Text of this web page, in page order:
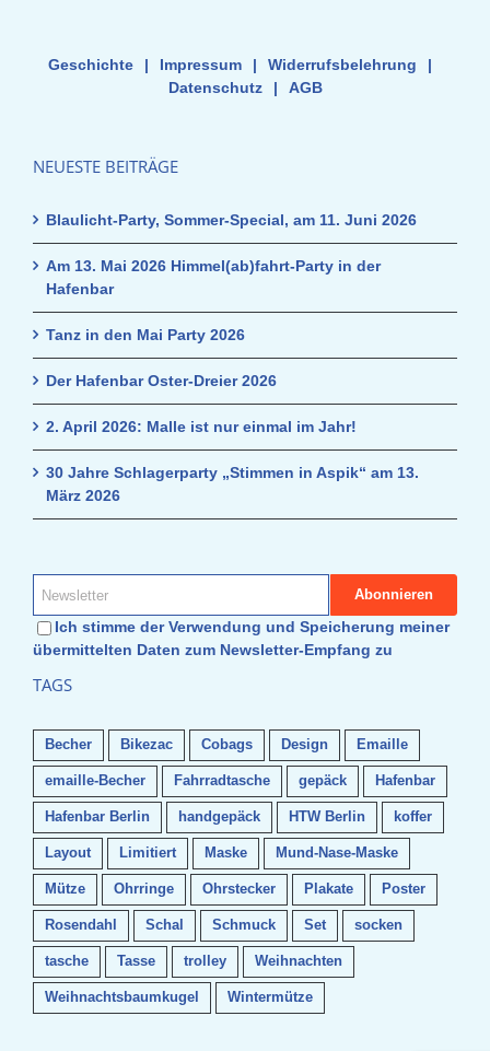
Geschichte | Impressum | Widerrufsbelehrung
|
Datenschutz
| AGB
NEUESTE BEITRÄGE
Blaulicht-Party, Sommer-Special, am 11. Juni 2026
Am 13. Mai 2026 Himmel(ab)fahrt-Party in der
Hafenbar
Tanz in den Mai Party 2026
Der Hafenbar Oster-Dreier 2026
2. April 2026: Malle ist nur einmal im Jahr!
30 Jahre Schlagerparty „Stimmen in Aspik“ am 13.
März 2026
Ich stimme der Verwendung und Speicherung meiner
übermittelten Daten zum Newsletter-Empfang zu
TAGS
Becher Bikezac Cobags Design Emaille
emaille-Becher Fahrradtasche gepäck Hafenbar
Hafenbar Berlin handgepäck HTW Berlin koffer
Layout Limitiert Maske Mund-Nase-Maske
Mütze Ohrringe Ohrstecker Plakate Poster
Rosendahl Schal Schmuck Set socken
tasche Tasse trolley Weihnachten
Weihnachtsbaumkugel Wintermütze